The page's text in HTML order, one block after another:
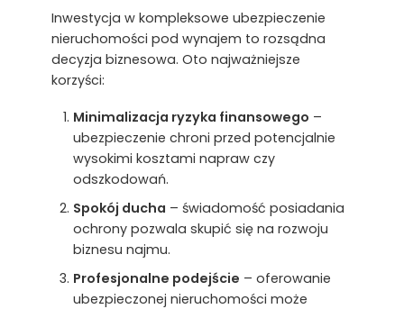
Inwestycja w kompleksowe ubezpieczenie
nieruchomości pod wynajem to rozsądna
decyzja biznesowa. Oto najważniejsze
korzyści:
Minimalizacja ryzyka finansowego –
ubezpieczenie chroni przed potencjalnie
wysokimi kosztami napraw czy
odszkodowań.
Spokój ducha – świadomość posiadania
ochrony pozwala skupić się na rozwoju
biznesu najmu.
Profesjonalne podejście – oferowanie
ubezpieczonej nieruchomości może